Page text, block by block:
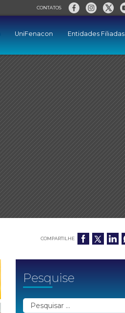
CONTATOS
UniFenacon Entidades Filiadas
COMPARTILHE
Pesquise